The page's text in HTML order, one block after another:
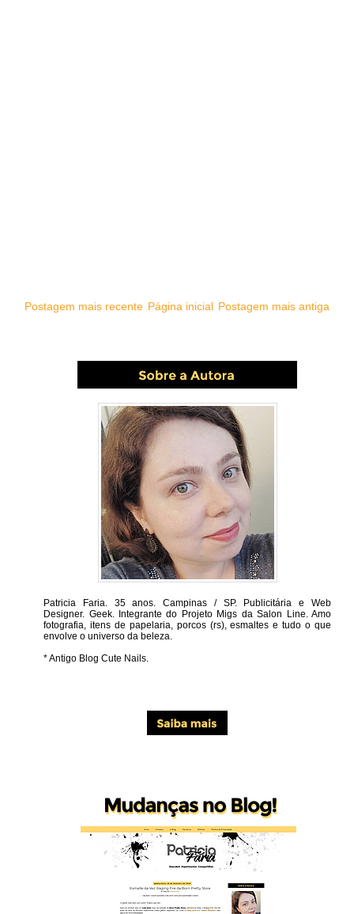
Postagem mais recente Postagem mais antiga
Página inicial
Patricia Faria. 35 anos. Campinas / SP. Publicitária e Web
Designer. Geek. Integrante do Projeto Migs da Salon Line. Amo
fotografia, itens de papelaria, porcos (rs), esmaltes e tudo o que
envolve o universo da beleza.
* Antigo Blog Cute Nails.